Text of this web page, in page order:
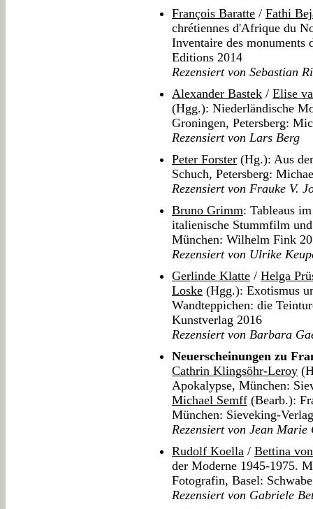
François Baratte / Fathi
chrétiennes d'Afrique du
Inventaire des monuments
Editions 2014
Rezensiert von Sebastian
Alexander Bastek / Elise
(Hgg.): Niederländische
Groningen, Petersberg:
Rezensiert von Lars Berg
Peter Forster (Hg.): Aus
Schuch, Petersberg:
Rezensiert von Frauke V.
Bruno Grimm: Tableaus
italienische Stummfilm
München: Wilhelm Fink
Rezensiert von Ulrike
Gerlinde Klatte / Helga
Loske (Hgg.): Exotismus
Wandteppichen: die
Kunstverlag 2016
Rezensiert von Barbara
Neuerscheinungen zu
Cathrin Klingsöhr-Leroy
Apokalypse, München:
Michael Semff (Bearb.):
München: Sieveking-
Rezensiert von Jean Marie
Rudolf Koella / Bettina
der Moderne 1945-1975.
Fotografin, Basel:
Rezensiert von Gabriele